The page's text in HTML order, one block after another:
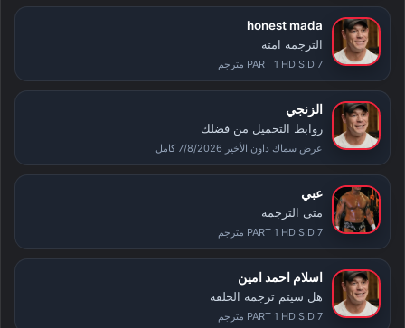
honest mada
الترجمه امته
PART 1 HD S.D 7 مترجم
الزنجي
روابط التحميل من فضلك
عرض سماك داون الأخير 7/8/2026 كامل
عبي
متى الترجمه
PART 1 HD S.D 7 مترجم
اسلام احمد امين
هل سيتم ترجمه الحلقه
PART 1 HD S.D 7 مترجم